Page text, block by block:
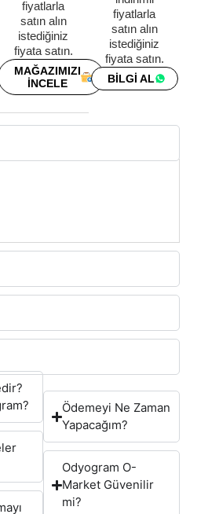
fiyatlarla
satın alın
istediğiniz
fiyata satın.
MAĞAZIMIZI
İNCELE
fiyatlarla
satın alın
istediğiniz
fiyata satın.
BİLGİ AL
Ödemeyi Ne Zaman
Yapacağım?
Odyogram O-
Market Güvenilir
mi?